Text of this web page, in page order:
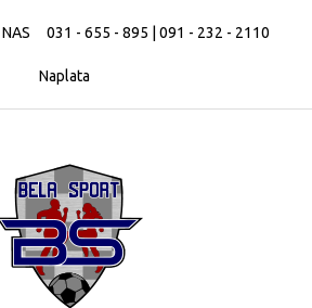
NAS 031 - 655 - 895 | 091 - 232 - 2110
Naplata